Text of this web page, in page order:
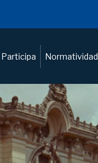
Participa Normatividad